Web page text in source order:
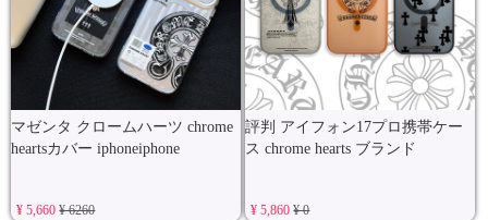
マゼンタ クロームハーツ chrome
heartsカバー iphoneiphone
¥ 5,660¥ 6260
評判 アイフォン17プロ携帯ケー
ス chrome hearts ブランド
¥ 5,860¥ 0